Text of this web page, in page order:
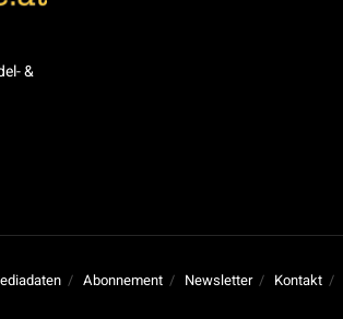
&
Abonnement Newsletter Kontakt